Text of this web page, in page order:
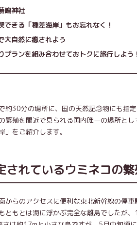
嶋神社
きる「種差海岸」もお忘れなく！
大自然に癒されよう
ランを組み合わせておトクに旅行しよう！
約30分の場所に、国の天然記念物にも指
繁殖を間近で見られる国内唯一の場所と
をご紹介します。
れているウミネコの繁
からのアクセスに便利な東北新幹線の停
ともとは海に浮かぶ完全な離島でしたが